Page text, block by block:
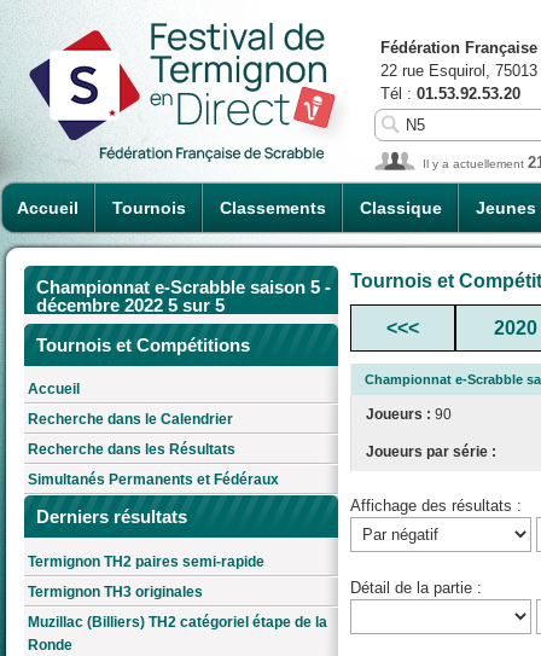
Accueil Tournois Classements Classique Jeunes
Fédération
22 rue Esquirol,
Tél : 01.53.92.53.20
Il y a actuellement
Championnat e-Scrabble saison 5 -
décembre 2022 5 sur 5
Tournois et Compétitions
Accueil
Recherche dans le Calendrier
Recherche dans les Résultats
Simultanés Permanents et Fédéraux
Derniers résultats
Termignon TH2 paires semi-rapide
Termignon TH3 originales
Muzillac (Billiers) TH2 catégoriel étape de la
Ronde
Tournois et
<<< 2020
Championnat e-Scrabble
Joueurs : 90
Joueurs par série :
Affichage des résultats :
Détail de la partie :